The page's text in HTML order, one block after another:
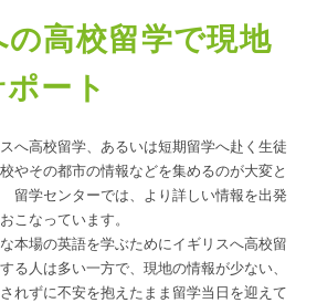
高校留学で現地
ート
へ高校留学、あるいは短期留学へ赴く生徒
やその都市の情報などを集めるのが大変と
留学センターでは、より詳しい情報を出発
こなっています。
本場の英語を学ぶためにイギリスへ高校留
る人は多い一方で、現地の情報が少ない、
れずに不安を抱えたまま留学当日を迎えて